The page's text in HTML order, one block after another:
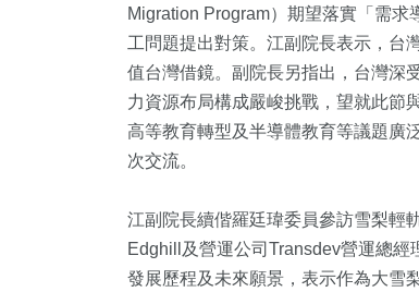
Migration Program）期望落實「需
工問題提出對策。江副院長表示，台
值台灣借鏡。副院長另指出，台灣深
力資源布局構成嚴峻挑戰，望就此節
高等教育轉型及半導體教育等議題廣
次交流。
江副院長續偕羅廷瑋委員參訪雪梨輕
Edghill及營運公司Transdev營運總
發展歷程及未來願景，表示作為大雪